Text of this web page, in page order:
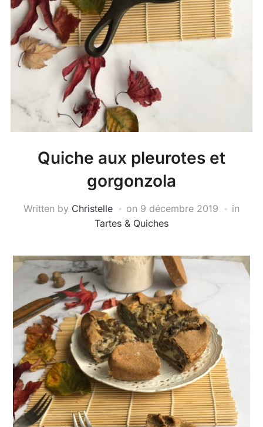
Quiche aux pleurotes et
gorgonzola
Written by Christelle on 9 décembre 2019
in
Tartes & Quiches